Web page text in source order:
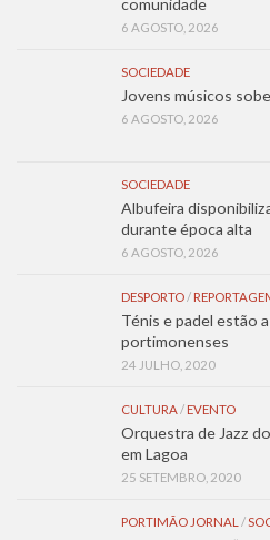
6 AGOSTO, 2026
SOCIEDADE
Jovens músicos
6 AGOSTO, 2026
SOCIEDADE
Albufeira
durante época alta
6 AGOSTO, 2026
DESPORTO/
Ténis e padel estão
portimonenses
24 JULHO, 2020
CULTURA/ EVENTO
Orquestra de Jazz
em Lagoa
25 SETEMBRO, 2020
PORTIMÃO JORNAL /